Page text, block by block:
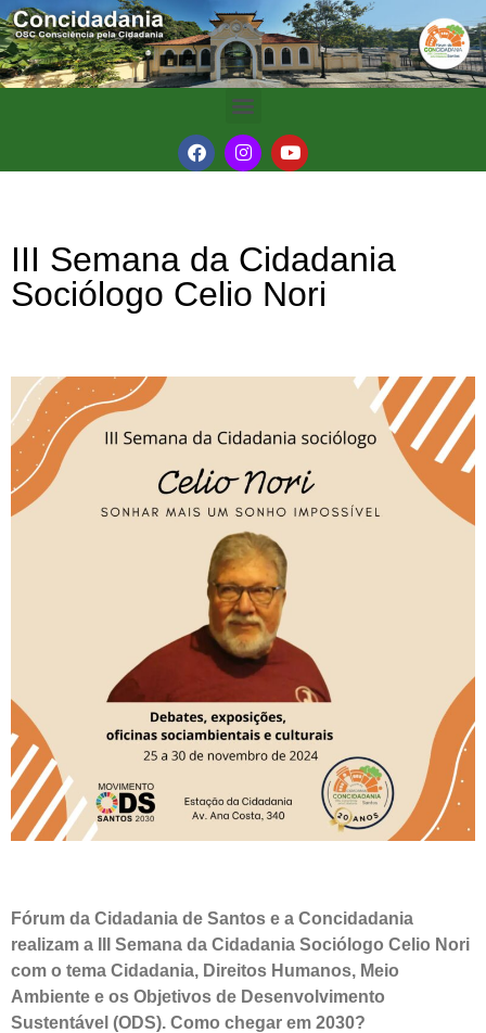
III Semana da Cidadania
Sociólogo Celio Nori
Fórum da Cidadania de Santos e a Concidadania
realizam a III Semana da Cidadania Sociólogo Celio Nori
com o tema Cidadania, Direitos Humanos, Meio
Ambiente e os Objetivos de Desenvolvimento
Sustentável (ODS). Como chegar em 2030?